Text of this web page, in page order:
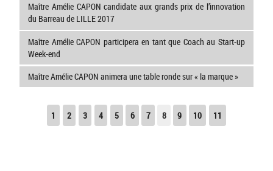
Maître Amélie CAPON candidate aux grands prix de l’innovation
du Barreau de LILLE 2017
Maître Amélie CAPON participera en tant que Coach au Start-up
Week-end
Maître Amélie CAPON animera une table ronde sur « la marque »
1 2 3 4 5 6 7 8 9 10 11